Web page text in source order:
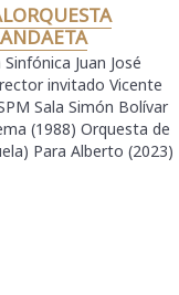
Juan José
invitado Vicente
Sala Simón Bolívar
(1988) Orquesta de
Para Alberto (2023)
Caña y cuero
(Venezuela)